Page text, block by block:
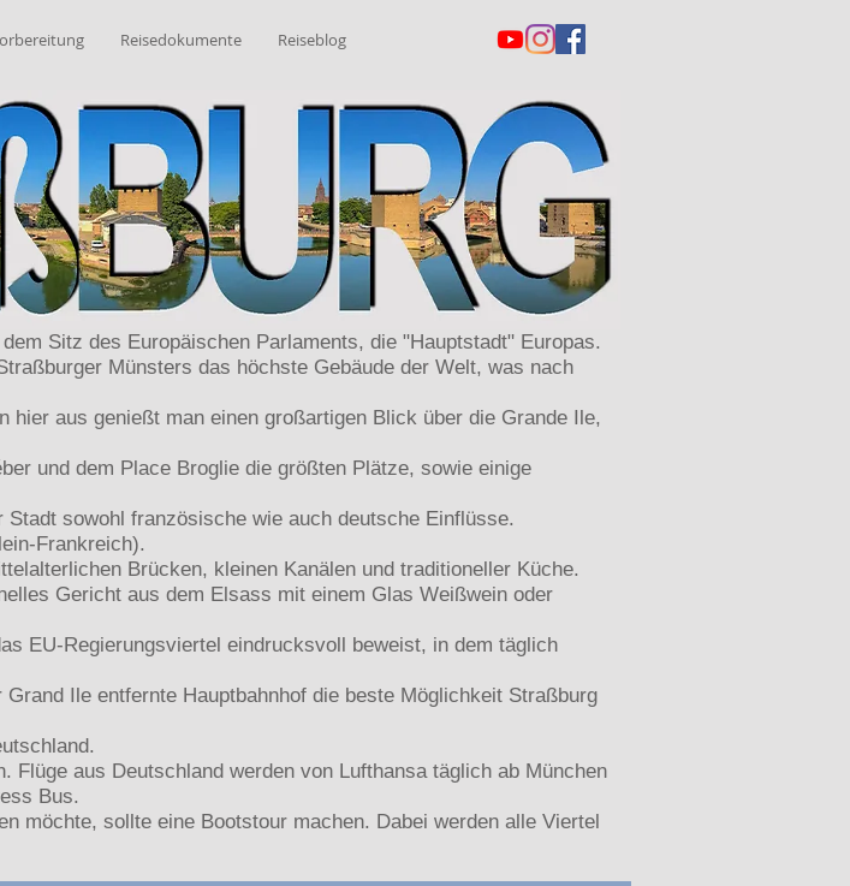
Reisedokumente Reiseblog
Sitz des Europäischen Parlaments, die "Hauptstadt" Europas.
Münsters das höchste Gebäude der Welt, was nach
aus genießt man einen großartigen Blick über die Grande Ile,
und dem Place Broglie die größten Plätze, sowie einige
sowohl französische wie auch deutsche Einflüsse.
Frankreich).
Brücken, kleinen Kanälen und traditioneller Küche.
Gericht aus dem Elsass mit einem Glas Weißwein oder
EU-Regierungsviertel eindrucksvoll beweist, in dem täglich
Ile entfernte Hauptbahnhof die beste Möglichkeit Straßburg
Flüge aus Deutschland werden von Lufthansa täglich ab München
Bus.
möchte, sollte eine Bootstour machen. Dabei werden alle Viertel